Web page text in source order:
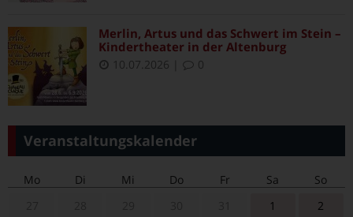
Merlin, Artus und das Schwert im Stein –
Kindertheater in der Altenburg
10.07.2026 0
Veranstaltungskalender
Mo Di Mi Do Fr Sa
So
1 2